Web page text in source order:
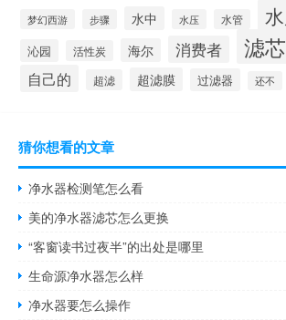
梦幻西游 步骤 水中 水压 水管
沁园 活性炭 海尔 消费者 滤芯
自己的 超滤 超滤膜 过滤器 还不
猜你想看的文章
净水器检测笔怎么看
美的净水器滤芯怎么更换
“客窗读书过夜半”的出处是哪里
生命源净水器怎么样
净水器要怎么操作